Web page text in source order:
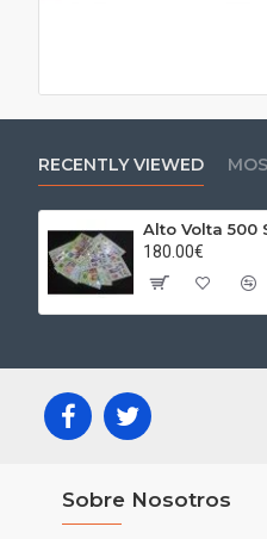
RECENTLY VIEWED
180.00€
Sobre Nosotros